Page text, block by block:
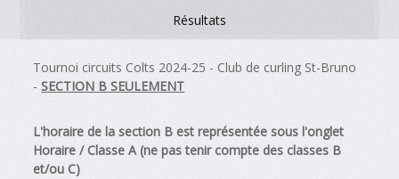
Résultats
Tournoi circuits Colts 2024-25 - Club de curling St-Bruno
-SECTION B SEULEMENT
L'horaire de la section B est représentée sous l'onglet
Horaire / Classe A (ne pas tenir compte des classes B
et/ou C)